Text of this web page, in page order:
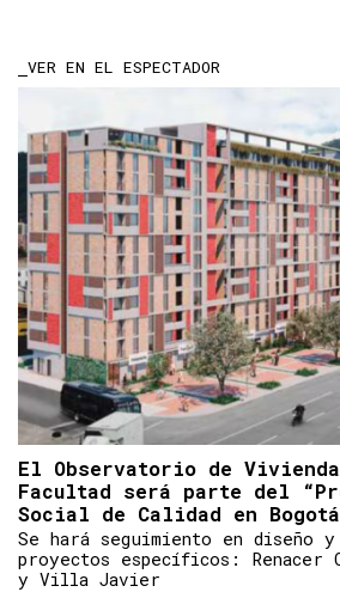
VER EN EL ESPECTADOR
El Observatorio de
Facultad será parte del
Social de Calidad en
Se hará seguimiento en diseño
proyectos específicos: Renacer
y Villa Javier